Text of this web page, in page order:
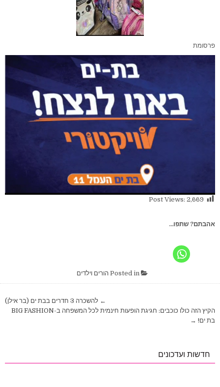
פרסומת
Post Views: 2,669
אהבתם? שתפו...
הורים וילדים
← להשכרה 3 חדרים בבת ים (בר אילן)
הקיץ הזה כולו כוכבים: חגיגת הופעות חינמית לכל המשפחה ב-BIG FASHION
בת ים! →
חדשות ועדכונים